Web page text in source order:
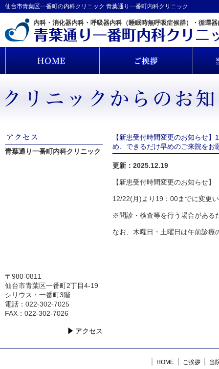
仙台市青葉区一番町の内科クリニック 青葉通り一番町内科クリニック
内科・消化器内科・呼吸器内科（睡眠時無呼吸症候群）・循環器
青葉通り一番町内科クリニック
〒980-0811
仙台市青葉区一番町2丁目4-19
シリウス・一番町3階
電話：022-302-7025
FAX：022-302-7026
アクセス
【新患受付時間変更のお知らせ
め、できるだけ早めのご来院をお
更新：2025.12.19
【新患受付時間変更のお知らせ】
12/22(月)より19：00までに変更
※問診・検査等を行う場合がある
なお、木曜日・土曜日は午前診
HOME ご挨拶 当